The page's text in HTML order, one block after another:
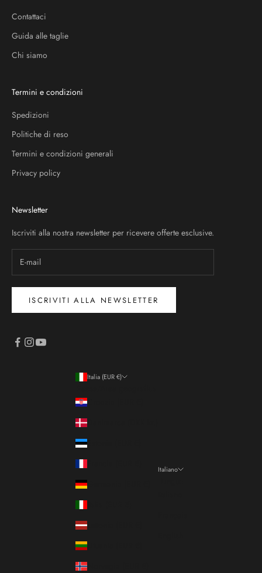
Contattaci
Guida alle taglie
Chi siamo
Termini e condizioni
Spedizioni
Politiche di reso
Termini e condizioni generali
Privacy policy
Newsletter
Iscriviti alla nostra newsletter per ricevere offerte esclusive.
ISCRIVITI ALLA NEWSLETTER
Italia (EUR €)
Croazia (EUR €)
Danimarca (DKK kr.)
Estonia (EUR €)
Germania (EUR €)
Lettonia (EUR €)
Lituania (EUR €)
Norvegia (EUR €)
Italiano